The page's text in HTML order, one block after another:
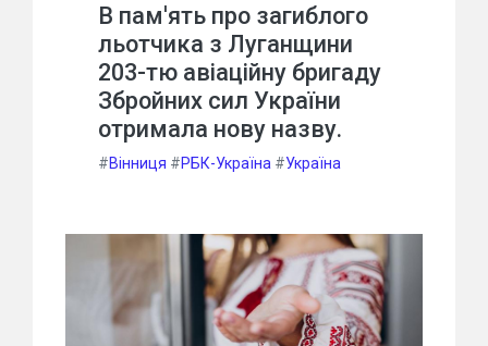
В пам'ять про загиблого
льотчика з Луганщини
203-тю авіаційну бригаду
Збройних сил України
отримала нову назву.
#Вінниця #РБК-Україна #Україна